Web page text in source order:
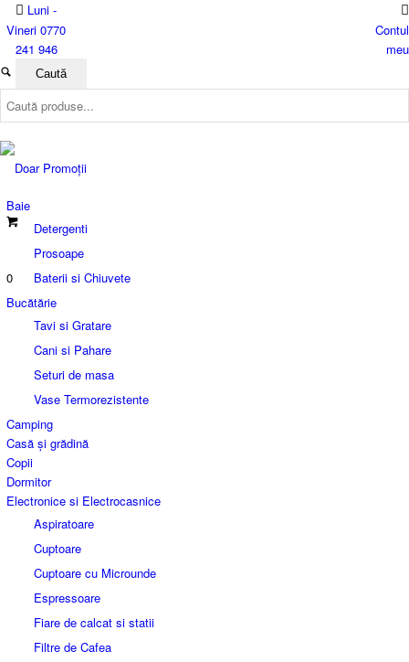
Luni -
Vineri 0770
241 946
Contul
meu
0
Baie
Detergenti
Prosoape
Baterii si Chiuvete
Bucătărie
Tavi si Gratare
Cani si Pahare
Seturi de masa
Vase Termorezistente
Camping
Casă și grădină
Copii
Dormitor
Electronice si Electrocasnice
Aspiratoare
Cuptoare
Cuptoare cu Microunde
Espressoare
Fiare de calcat si statii
Filtre de Cafea